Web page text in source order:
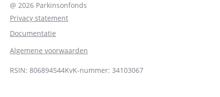
@ 2026 Parkinsonfonds
Privacy statement
Documentatie
Algemene voorwaarden
RSIN: 806894544KvK-nummer: 34103067